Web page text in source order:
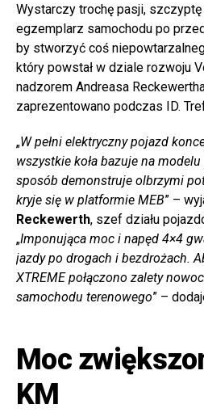
Wystarczy trochę pasji,
egzemplarz samochodu po
by stworzyć coś
który powstał w dziale rozwoju
nadzorem Andreasa
zaprezentowano podczas ID.
„W pełni elektryczny pojazd
wszystkie koła bazuje na
sposób demonstruje olbrzymi
kryje się w platformie MEB” –
Reckewerth, szef działu
„Imponująca moc i napęd 4×4
jazdy po drogach i bezdrożach.
XTREME połączono zalety
samochodu terenowego” –
Moc
KM